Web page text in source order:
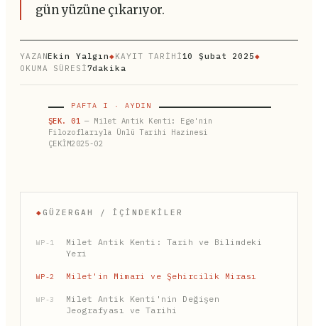
gün yüzüne çıkarıyor.
YAZANEkin Yalgın◆KAYIT TARİHİ10 Şubat 2025◆
OKUMA SÜRESİ7dakika
PAFTA I · AYDIN
ŞEK. 01 — Milet Antik Kenti: Ege'nin
Filozoflarıyla Ünlü Tarihi Hazinesi
ÇEKİM2025-02
◆ GÜZERGAH / İÇINDEKILER
WP-1
Milet Antik Kenti: Tarih ve Bilimdeki
Yeri
WP-2 Milet'in Mimari ve Şehircilik Mirası
WP-3
Milet Antik Kenti'nin Değişen
Jeografyası ve Tarihi